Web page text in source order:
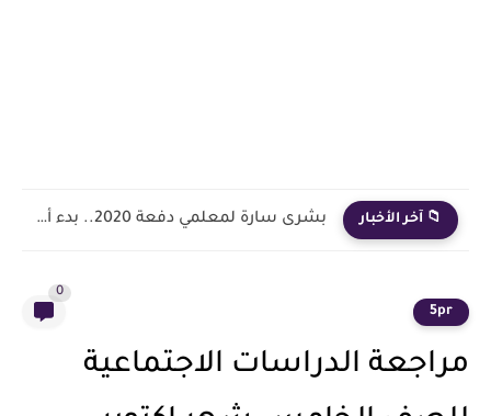
📁 آخر الأخبار بشرى سارة لمعلمي دفعة 2020.. بدء أول خطوة رسمية في...
5pr
0
مراجعة الدراسات الاجتماعية